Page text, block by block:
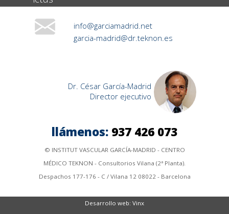
info@garciamadrid.net
garcia-madrid@dr.teknon.es
Dr. César García-Madrid
Director ejecutivo
llámenos: 937 426 073
© INSTITUT VASCULAR GARCÍA-MADRID - CENTRO
MÉDICO TEKNON - Consultorios Vilana (2ª Planta).
Despachos 177-176 - C / Vilana 12 08022 - Barcelona
Desarrollo web: Vinx